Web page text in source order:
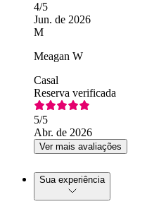
4/5
Jun. de 2026
M
Meagan W
Casal
Reserva verificada
5/5
Abr. de 2026
Ver mais avaliações
Sua experiência